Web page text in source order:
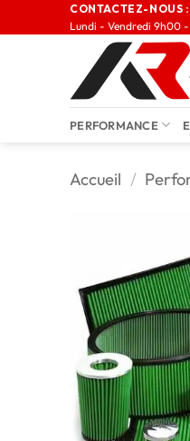
CONTACTEZ-NOUS :
Lundi - Vendredi 9h00 -
PERFORMANCE
Accueil /